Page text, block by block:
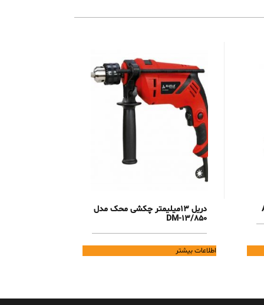
دریل 13میلیمتر چکشی محک مدل
DM-13/850
اطلاعات بیشتر